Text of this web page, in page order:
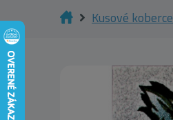
Kusové koberce